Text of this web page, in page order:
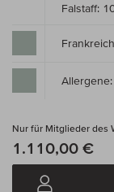
Falstaff:
Nur für Mitglieder des
1.110,00 €